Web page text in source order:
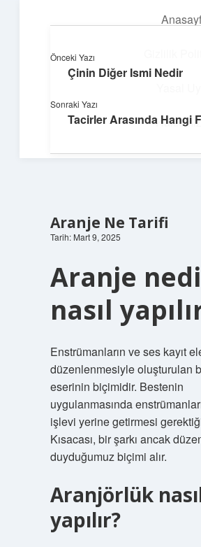
Huzurlu Yaşam
Hayatına ferahlık katan
Aranje Ne Tarifi
Tarih: Mart 9, 2025
Aranje
nasıl
Enstrümanların ve ses kayıt
düzenlenmesiyle oluşturulan
eserinin biçimidir. Bestenin
uygulanmasında
işlevi yerine getirmesi
Kısacası, bir şarkı ancak
duyduğumuz biçimi alır.
Aranjörlük
yapılır?
Önceki Yazı
Çinin Diğer Ismi Nedir
Sonraki Yazı
Tacirler Arasında Hangi